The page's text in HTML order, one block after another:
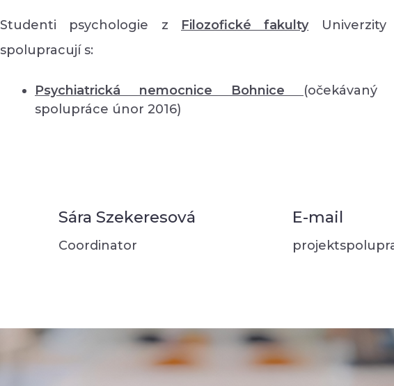
Studenti psychologie z Filozofické fakulty
spolupracují s:
Psychiatrická nemocnice Bohnice (očekávaný
spolupráce únor 2016)
Sára Szekeresová
Coordinator
E-mail